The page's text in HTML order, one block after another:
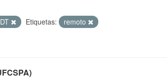
Etiquetas:
remoto